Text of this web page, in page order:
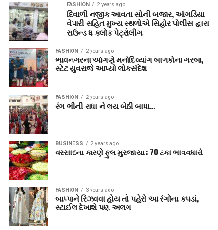
FASHION 2 years ago
દિવાળી નજીક આવતા સોની બજાર, આંગડિયા
વેપારી સહિત મુખ્ય સ્થળોએ સિહોર પોલીસ દ્વારા
રાઉન્ડ ધ ક્લોક પેટ્રોલીંગ
FASHION 2 years ago
ભાવનગરના આંગણે મનોદિવ્યાંગ બાળકોના ગરબા,
સ્ટેટ યુવરાજે આપ્યો લોકસંદેશ
FASHION 2 years ago
રંગ ભીની રાધા ને લય બેઠી બાધા…
BUSINESS 2 years ago
વરસાદના કારણે ફુલ મુરજાયા : 70 ટકા ભાવવધારો
FASHION 3 years ago
બાપ્પાને રિઝવવા હોય તો પહેરો આ રંગોના કપડાં,
સ્ટાઈલ દેખાશે પણ અલગ